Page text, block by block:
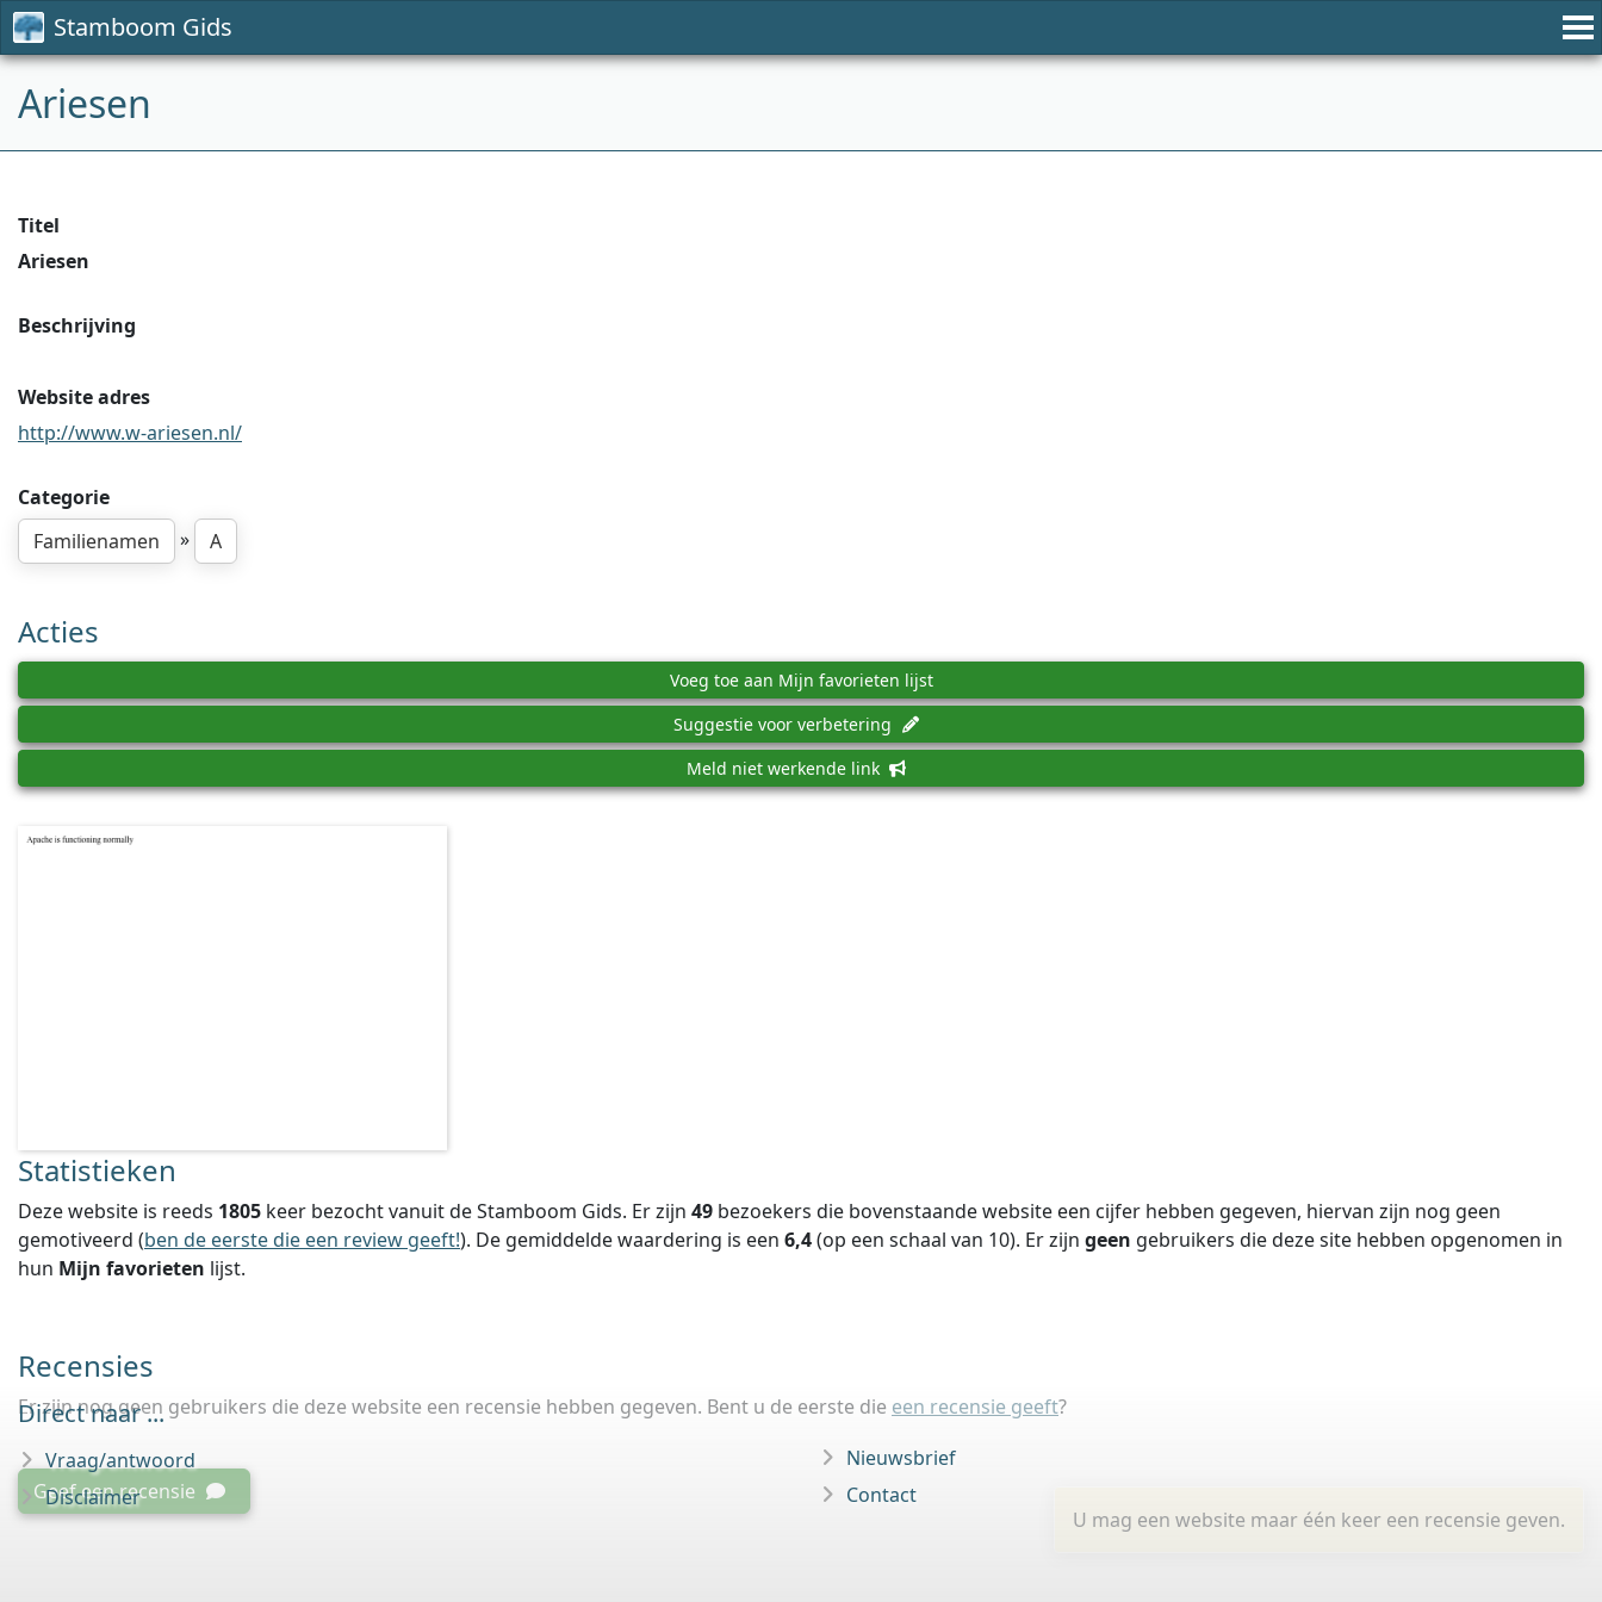
Stamboom Gids
Ariesen
Titel
Ariesen
Beschrijving
Website adres
http://www.w-ariesen.nl/
Categorie
Familienamen
» A
Acties
Voeg toe aan Mijn favorieten lijst
Suggestie voor verbetering
Meld niet werkende link
Statistieken
Deze website is reeds 1805 keer bezocht vanuit de Stamboom Gids. Er zijn 49 bezoekers die bovenstaande website een cijfer hebben gegeven, hiervan zijn nog geen
gemotiveerd (ben de eerste die een review geeft!). De gemiddelde waardering is een 6,4(op een schaal van 10). Er zijn geen gebruikers die deze site hebben opgenomen in
hun Mijn favorieten lijst.
Recensies
Er zijn nog geen gebruikers die deze website een recensie hebben gegeven. Bent u de eerste die een recensie geeft?
U mag een website maar één keer een recensie geven.
Geef een recensie
Direct naar ...
Vraag/antwoord
Disclaimer
Nieuwsbrief
Contact